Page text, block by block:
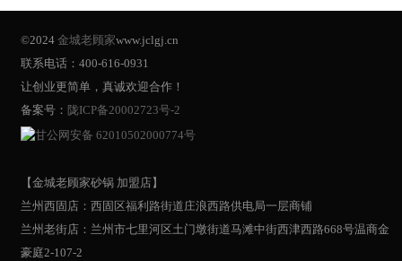
©2024金城老顾家www.jclgj.cn
联系电话：400-616-0931
让创业更简单，真诚欢迎合作！
备案号： 陇ICP备20002723号-2
甘公网安备 62010502000774号
【金城老顾家砂锅 加盟店】
兰州西固店：西固区福利路街道庄浪西路供电局一层商铺
兰州老街店：兰州市七里河区土门墩街道马滩中街西津西路668号温商金
豪庭2-107-2